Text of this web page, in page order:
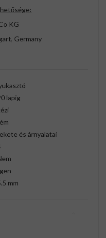
KG
Germany
lapig
és árnyalatai
mm